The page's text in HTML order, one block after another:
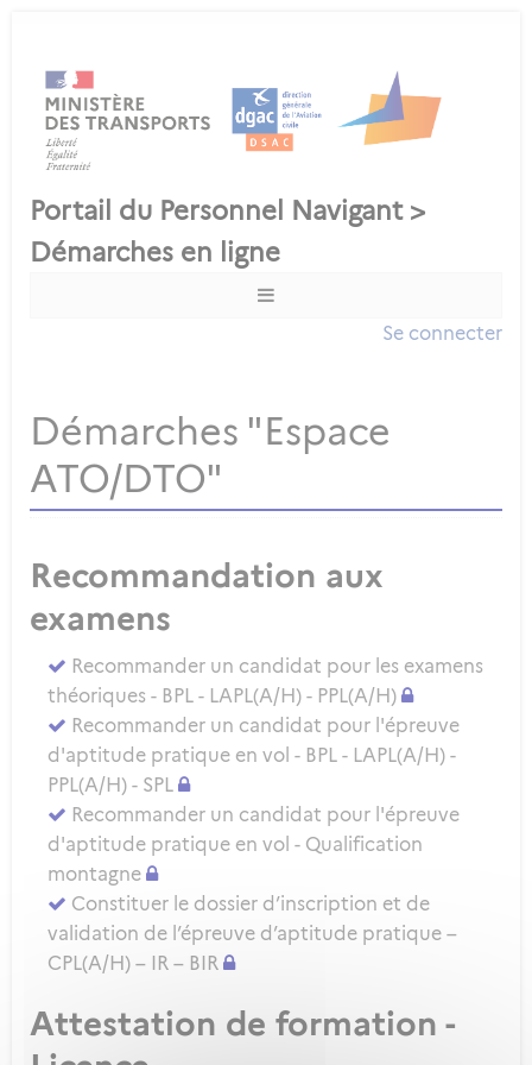
Se connecter
Démarches "Espace
ATO/DTO"
Recommandation aux
examens
Recommander un candidat pour les examens
théoriques - BPL - LAPL(A/H) - PPL(A/H)
Recommander un candidat pour l'épreuve
d'aptitude pratique en vol - BPL - LAPL(A/H) -
PPL(A/H) - SPL
Recommander un candidat pour l'épreuve
d'aptitude pratique en vol - Qualification
montagne
Constituer le dossier d’inscription et de
validation de l’épreuve d’aptitude pratique –
CPL(A/H) – IR – BIR
Attestation de formation -